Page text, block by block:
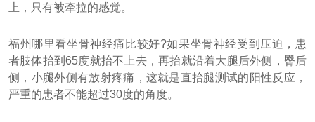
上，只有被牵拉的感觉。
福州哪里看坐骨神经痛比较好?如果坐骨神经受到压迫，患
者肢体抬到65度就抬不上去，再抬就沿着大腿后外侧，臀后
侧，小腿外侧有放射疼痛，这就是直抬腿测试的阳性反应，
严重的患者不能超过30度的角度。